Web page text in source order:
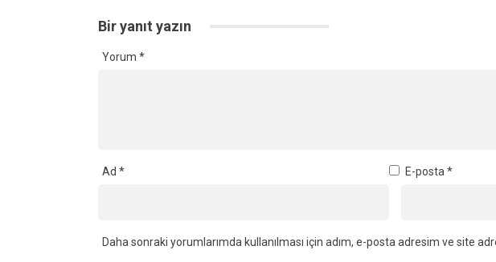
Bir yanıt yazın
Yorum *
Ad * E-posta *
Daha sonraki yorumlarımda kullanılması için adım, e-posta adresim ve site